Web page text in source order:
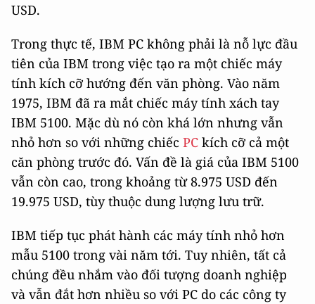
USD.
Trong thực tế, IBM PC không phải là nỗ lực đầu
tiên của IBM trong việc tạo ra một chiếc máy
tính kích cỡ hướng đến văn phòng. Vào năm
1975, IBM đã ra mắt chiếc máy tính xách tay
IBM 5100. Mặc dù nó còn khá lớn nhưng vẫn
nhỏ hơn so với những chiếc PC kích cỡ cả một
căn phòng trước đó. Vấn đề là giá của IBM 5100
vẫn còn cao, trong khoảng từ 8.975 USD đến
19.975 USD, tùy thuộc dung lượng lưu trữ.
IBM tiếp tục phát hành các máy tính nhỏ hơn
mẫu 5100 trong vài năm tới. Tuy nhiên, tất cả
chúng đều nhắm vào đối tượng doanh nghiệp
và vẫn đắt hơn nhiều so với PC do các công ty